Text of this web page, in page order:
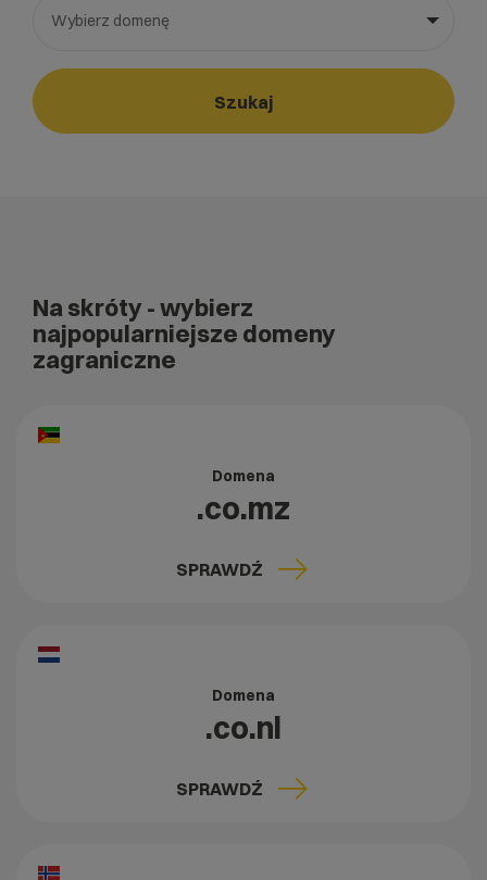
Wybierz domenę
Wybierz gotową listę. Użyj spacji, aby otworzyć.
Naciśnij spację, aby otworzyć listę, klawisze strzałek, aby
Szukaj
Na skróty - wybierz
najpopularniejsze domeny
zagraniczne
Domena
.co.mz
SPRAWDŹ
Domena
.co.nl
SPRAWDŹ